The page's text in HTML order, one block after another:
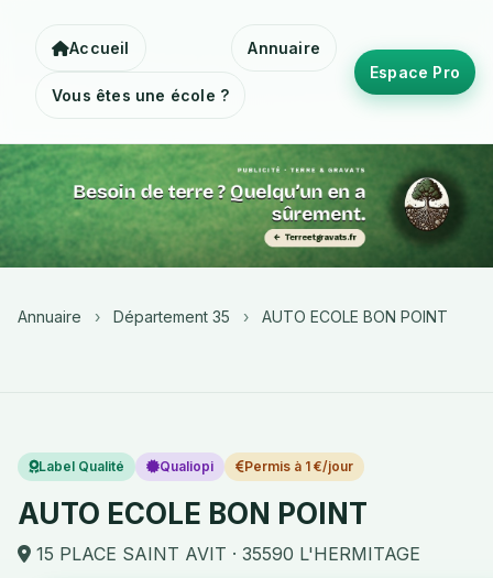
Accueil Annuaire
Vous êtes une école ?
Espace Pro
Annuaire › Département 35 › AUTO ECOLE BON POINT
Label Qualité Qualiopi Permis à 1 €/jour
AUTO ECOLE BON POINT
15 PLACE SAINT AVIT · 35590 L'HERMITAGE